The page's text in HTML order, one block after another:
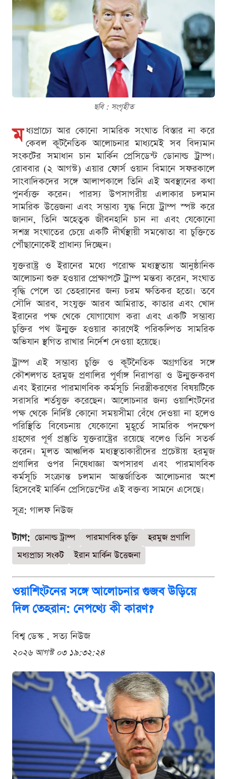
ছবি : সংগৃহীত
ম ধ্যপ্রাচ্যে আর কোনো সামরিক সংঘাত বিস্তার না করে
কেবল কূটনৈতিক আলোচনার মাধ্যমেই সব বিদ্যমান
সংকটের সমাধান চান মার্কিন প্রেসিডেন্ট ডোনাল্ড ট্রাম্প।
রোববার (২ আগস্ট) এয়ার ফোর্স ওয়ান বিমানে সফরকালে
সাংবাদিকদের সঙ্গে আলাপকালে তিনি এই অবস্থানের কথা
পুনর্ব্যক্ত করেন। পারস্য উপসাগরীয় এলাকার চলমান
সামরিক উত্তেজনা এবং সম্ভাব্য যুদ্ধ নিয়ে ট্রাম্প স্পষ্ট করে
জানান, তিনি অহেতুক জীবনহানি চান না এবং যেকোনো
সশস্ত্র সংঘাতের চেয়ে একটি দীর্ঘস্থায়ী সমঝোতা বা চুক্তিতে
পৌঁছানোকেই প্রাধান্য দিচ্ছেন।
যুক্তরাষ্ট্র ও ইরানের মধ্যে পরোক্ষ মধ্যস্থতায় আনুষ্ঠানিক
আলোচনা শুরু হওয়ার প্রেক্ষাপটে ট্রাম্প মন্তব্য করেন, সংঘাত
বৃদ্ধি পেলে তা তেহরানের জন্য চরম ক্ষতিকর হতো। তবে
সৌদি আরব, সংযুক্ত আরব আমিরাত, কাতার এবং খোদ
ইরানের পক্ষ থেকে যোগাযোগ করা এবং একটি সম্ভাব্য
চুক্তির পথ উন্মুক্ত হওয়ার কারণেই পরিকল্পিত সামরিক
অভিযান স্থগিত রাখার নির্দেশ দেওয়া হয়েছে।
ট্রাম্প এই সম্ভাব্য চুক্তি ও কূটনৈতিক অগ্রগতির সঙ্গে
কৌশলগত হরমুজ প্রণালির পূর্ণাঙ্গ নিরাপত্তা ও উন্মুক্তকরণ
এবং ইরানের পারমাণবিক কর্মসূচি নিরস্ত্রীকরণের বিষয়টিকে
সরাসরি শর্তযুক্ত করেছেন। আলোচনার জন্য ওয়াশিংটনের
পক্ষ থেকে নির্দিষ্ট কোনো সময়সীমা বেঁধে দেওয়া না হলেও
পরিস্থিতি বিবেচনায় যেকোনো মুহূর্তে সামরিক পদক্ষেপ
গ্রহণের পূর্ণ প্রস্তুতি যুক্তরাষ্ট্রের রয়েছে বলেও তিনি সতর্ক
করেন। মূলত আঞ্চলিক মধ্যস্থতাকারীদের প্রচেষ্টায় হরমুজ
প্রণালির ওপর নিষেধাজ্ঞা অপসারণ এবং পারমাণবিক
কর্মসূচি সংক্রান্ত চলমান আন্তর্জাতিক আলোচনার অংশ
হিসেবেই মার্কিন প্রেসিডেন্টের এই বক্তব্য সামনে এসেছে।
সূত্র: গালফ নিউজ
ট্যাগ: ডোনাল্ড ট্রাম্প পারমাণবিক চুক্তি
হরমুজ প্রণালি
মধ্যপ্রাচ্য সংকট
ইরান মার্কিন উত্তেজনা
ওয়াশিংটনের সঙ্গে আলোচনার গুজব উড়িয়ে
দিল তেহরান: নেপথ্যে কী কারণ?
বিশ্ব ডেস্ক . সত্য নিউজ
২০২৬ আগস্ট ০৩ ১৯:৩২:২৪